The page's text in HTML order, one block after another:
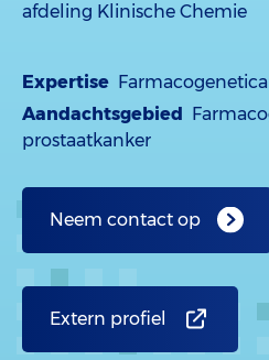
afdeling Klinische Chemie
Expertise Farmacogenetica
Aandachtsgebied
prostaatkanker
Neem contact op
Extern profiel